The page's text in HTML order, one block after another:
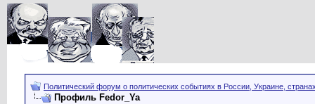
Политический форум о политических событиях в России, Украине,
Профиль Fedor_Ya